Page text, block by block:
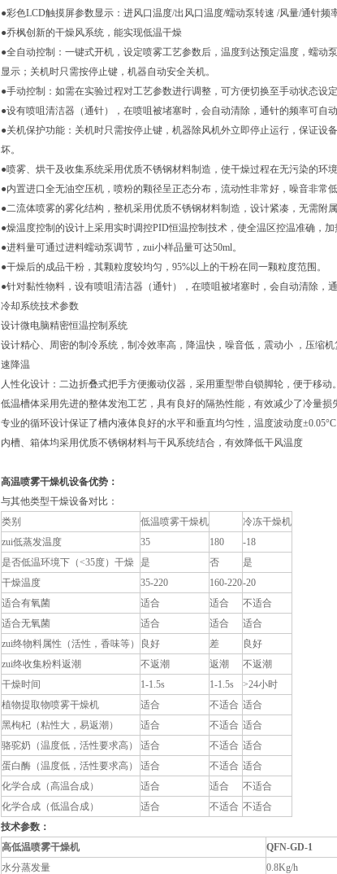
●彩色LCD触摸屏参数显示：进风口温度/出风口温度/蠕动泵转速 /风量/通针频率
●乔枫创新的干燥风系统，能实现低温干燥
●全自动控制：一键式开机，设定喷雾工艺参数后，温度到达预定温度，蠕动
显示；关机时只需按停止键，机器自动安全关机。
●手动控制：如需在实验过程对工艺参数进行调整，可方便切换至手动状态设定
●设有喷咀清洁器（通针），在喷咀被堵塞时，会自动清除，通针的频率可自动
●关机保护功能：关机时只需按停止键，机器除风机外立即停止运行，保证设
坏。
●喷雾、烘干及收集系统采用优质不锈钢材料制造，使干燥过程在无污染的环境
●内置进口全无油空压机，喷粉的颗径呈正态分布，流动性非常好，噪音非常低
●二流体喷雾的雾化结构，整机采用优质不锈钢材料制造，设计紧凑，无需附属
●燥温度控制的设计上采用实时调控PID恒温控制技术，使全温区控温准确，加
●进料量可通过进料蠕动泵调节，zui小样品量可达50ml。
●干燥后的成品干粉，其颗粒度较均匀，95%以上的干粉在同一颗粒度范围。
●针对黏性物料，设有喷咀清洁器（通针），在喷咀被堵塞时，会自动清除，
冷却系统技术参数
设计微电脑精密恒温控制系统
设计精心、周密的制冷系统，制冷效率高，降温快，噪音低，震动小 ，压缩
速降温
人性化设计：二边折叠式把手方便搬动仪器，采用重型带自锁脚轮，便于移动。
低温槽体采用先进的整体发泡工艺，具有良好的隔热性能，有效减少了冷量损
专业的循环设计保证了槽内液体良好的水平和垂直均匀性，温度波动度
内槽、箱体均采用优质不锈钢材料与干风系统结合，有效降低干风温度
高温喷雾干燥机设备优势：
与其他类型干燥设备对比：
类别
低温喷雾干燥机
冷冻干燥机
zui低蒸发温度
35 180
-18
是否低温环境下（<35度）干燥 是 否
是
干燥温度
35-220 160-220-20
适合有氧菌
适合 适合
不适合
适合无氧菌
适合 适合
适合
zui终物料属性（活性，香味等）
良好 差
良好
zui终收集粉料返潮
不返潮 返潮
不返潮
干燥时间
1-1.5s 1-1.5s
>24小时
植物提取物喷雾干燥机
适合 不适合 适合
黑枸杞（粘性大，易返潮）
适合 不适合 适合
骆驼奶（温度低，活性要求高）
适合 不适合 适合
蛋白酶（温度低，活性要求高）
适合 不适合 适合
化学合成（高温合成）
适合 适合
不适合
化学合成（低温合成）
适合 不适合 不适合
技术参数：
高低温喷雾干燥机
QFN-GD-1
水分蒸发量
0.8Kg/h